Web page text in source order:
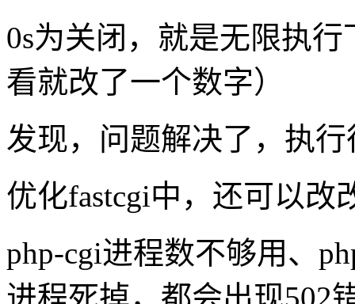
0s为关闭，就是无限执
看就改了一个数字）
发现，问题解决了，执
优化fastcgi中，还可以改
php-cgi进程数不够用、
进程死掉，都会出现502